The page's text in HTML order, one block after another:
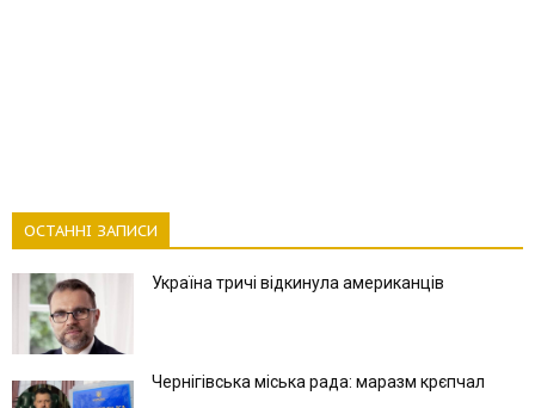
ОСТАННІ ЗАПИСИ
Україна тричі відкинула американців
Чернігівська міська рада: маразм крєпчал